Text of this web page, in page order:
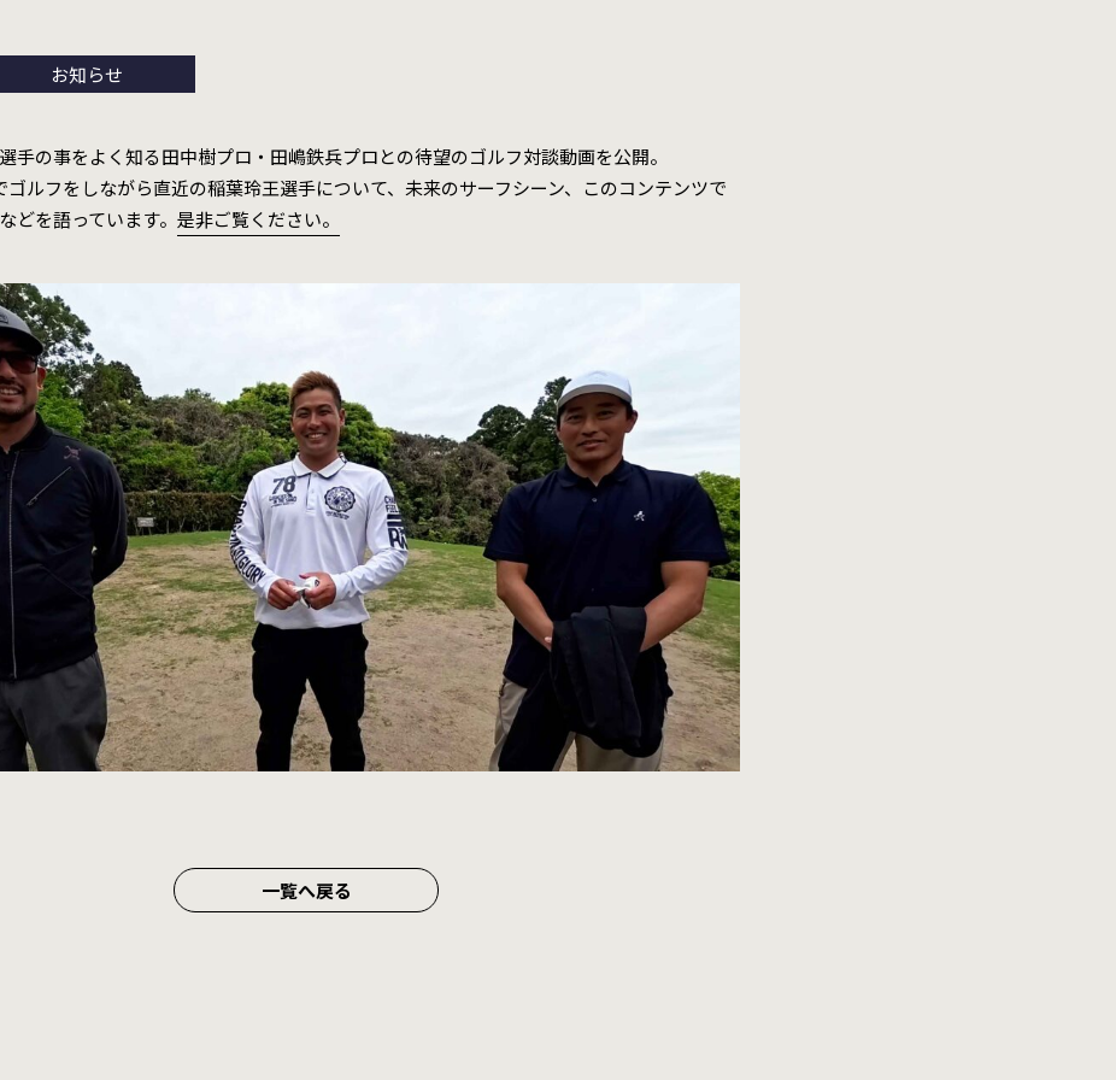
お知らせ
手の事をよく知る田中樹プロ・田嶋鉄兵プロとの待望のゴルフ対談動画を公開。
ゴルフをしながら直近の稲葉玲王選手について、未来のサーフシーン、このコンテンツで
どを語っています。 是非ご覧ください。
一覧へ戻る